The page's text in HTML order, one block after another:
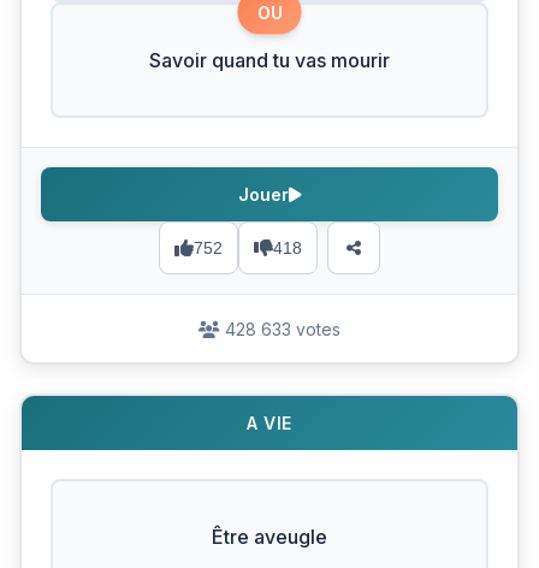
OU
Savoir quand tu vas mourir
752 418
Jouer
428 633 votes
A VIE
Être aveugle